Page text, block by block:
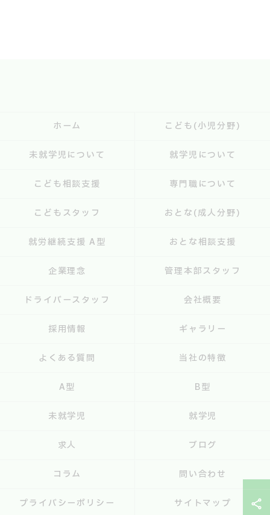
ホーム こども(小児分野)
未就学児について 就学児について
こども相談支援 専門職について
こどもスタッフ おとな(成人分野)
就労継続支援 A型 おとな相談支援
企業理念 管理本部スタッフ
ドライバースタッフ 会社概要
採用情報 ギャラリー
よくある質問 当社の特徴
A型 B型
未就学児 就学児
求人 ブログ
コラム 問い合わせ
プライバシーポリシー サイトマップ